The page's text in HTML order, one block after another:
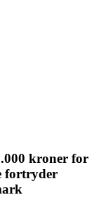
kroner for
fortryder